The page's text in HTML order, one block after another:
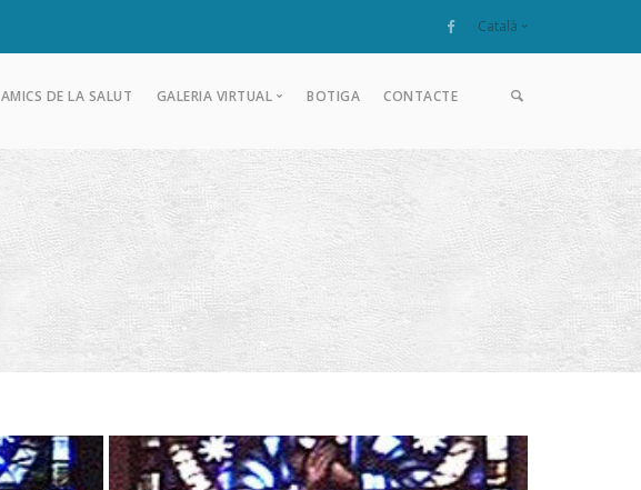
Català
Català
AMICS DE LA SALUT GALERIA VIRTUAL
Àlbum històric
Celebracions
Exterior
Entorn
La Salut amb neu
BOTIGA CONTACTE